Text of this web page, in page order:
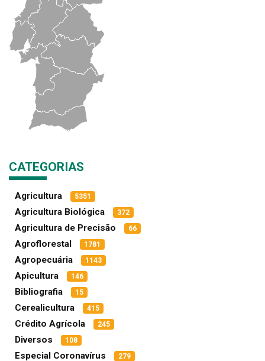
CATEGORIAS
Agricultura 5351
Agricultura Biológica 372
Agricultura de Precisão 66
Agroflorestal 1781
Agropecuária 1143
Apicultura 146
Bibliografia 15
Cerealicultura 415
Crédito Agrícola 245
Diversos 108
Especial Coronavírus 279